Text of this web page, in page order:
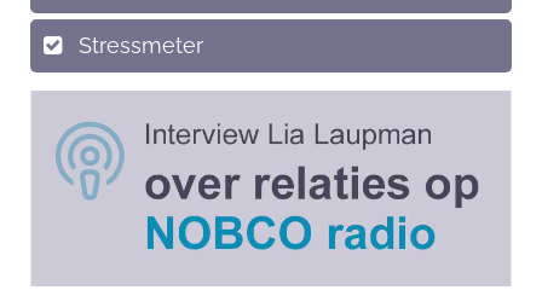
Stressmeter